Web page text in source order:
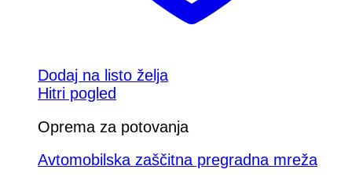
Dodaj na listo želja
Hitri pogled
Oprema za potovanja
Avtomobilska zaščitna pregradna mreža